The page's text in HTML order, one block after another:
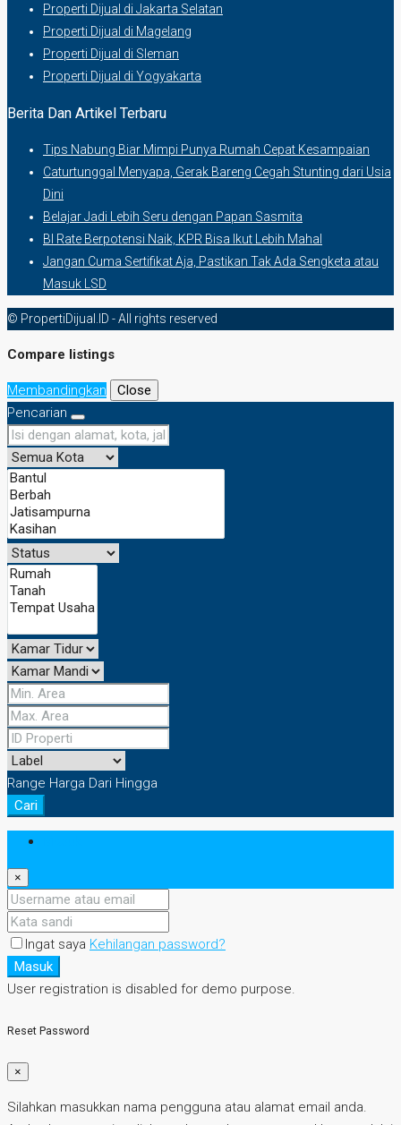
Properti Dijual di Jakarta Selatan
Properti Dijual di Magelang
Properti Dijual di Sleman
Properti Dijual di Yogyakarta
Berita Dan Artikel Terbaru
Tips Nabung Biar Mimpi Punya Rumah Cepat Kesampaian
Caturtunggal Menyapa, Gerak Bareng Cegah Stunting dari Usia
Dini
Belajar Jadi Lebih Seru dengan Papan Sasmita
BI Rate Berpotensi Naik, KPR Bisa Ikut Lebih Mahal
Jangan Cuma Sertifikat Aja, Pastikan Tak Ada Sengketa atau
Masuk LSD
© PropertiDijual.ID - All rights reserved
Compare listings
Membandingkan
Close
Pencarian
Range Harga Dari Hingga
Cari
×
Ingat saya Kehilangan password?
Masuk
User registration is disabled for demo purpose.
Reset Password
×
Silahkan masukkan nama pengguna atau alamat email anda.